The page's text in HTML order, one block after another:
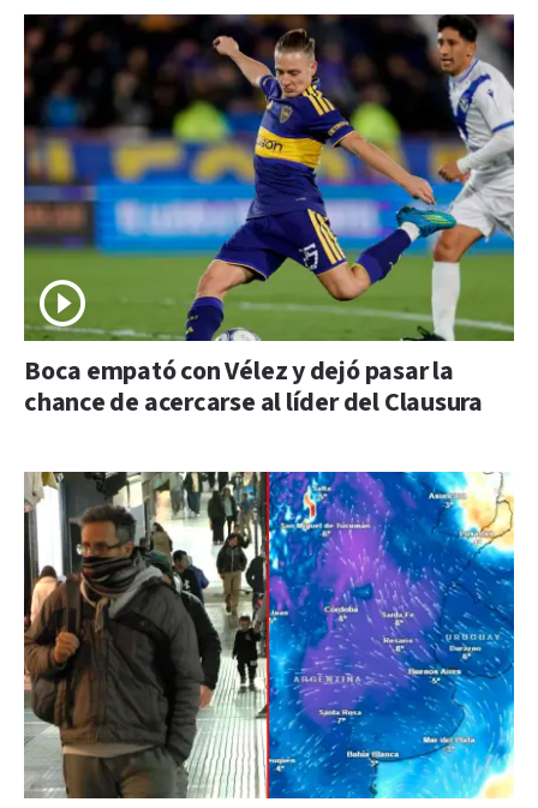
Boca empató con Vélez y dejó pasar la
chance de acercarse al líder del Clausura